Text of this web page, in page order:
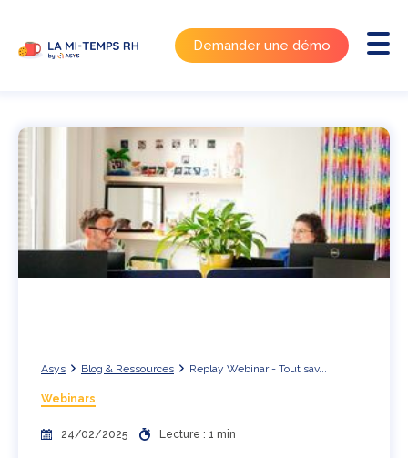
Demander une démo
Asys Blog & Ressources Replay Webinar - Tout sav...
Webinars
24/02/2025 Lecture : 1 min